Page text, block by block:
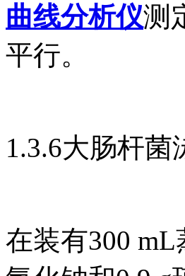
曲线分析仪测
平行。
1.3.6大肠杆
在装有300